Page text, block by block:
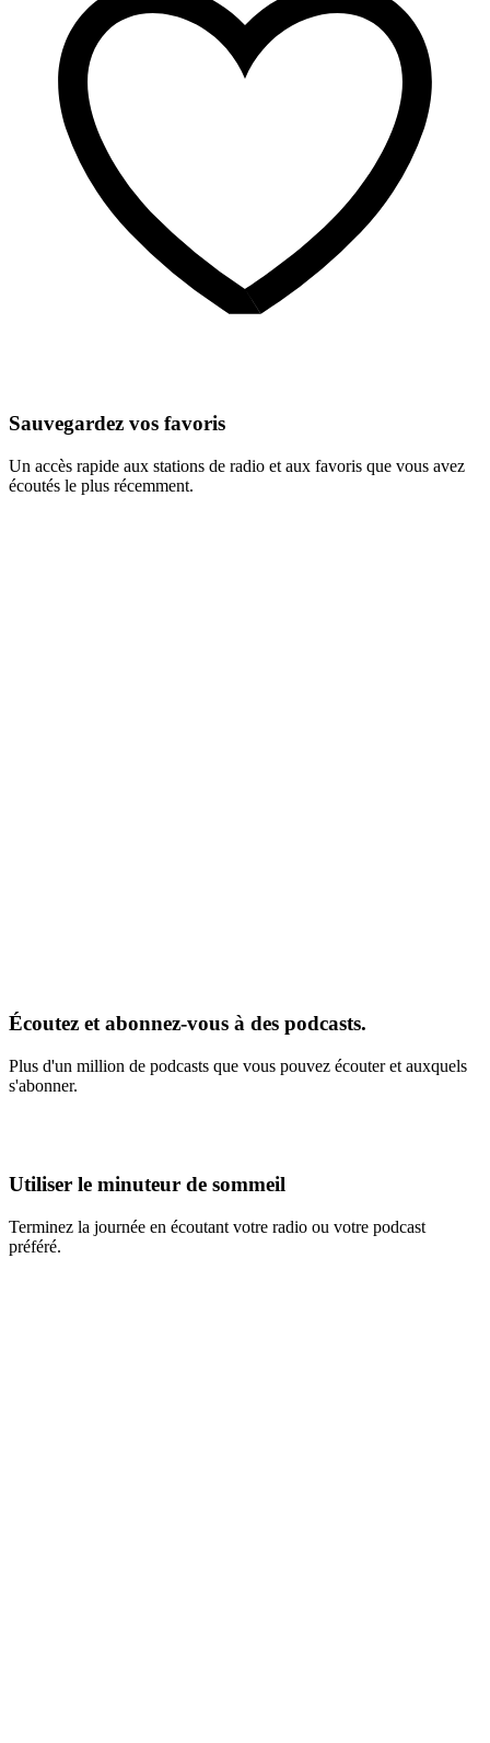
Sauvegardez vos favoris
Un accès rapide aux stations de radio et aux favoris que vous avez
écoutés le plus récemment.
Écoutez et abonnez-vous à des podcasts.
Plus d'un million de podcasts que vous pouvez écouter et auxquels
s'abonner.
Utiliser le minuteur de sommeil
Terminez la journée en écoutant votre radio ou votre podcast
préféré.